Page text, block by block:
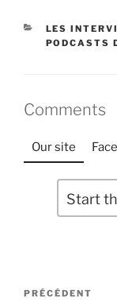
LES
PODCASTS
Comments
Our site
eNavigation
Article
PRÉCÉDENT